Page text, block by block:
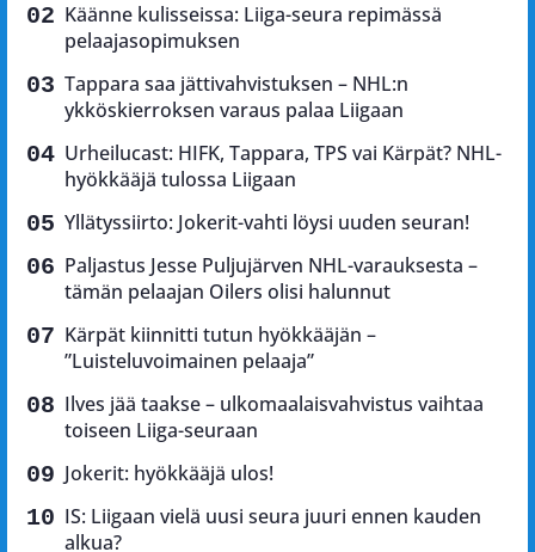
Käänne kulisseissa: Liiga-seura repimässä
pelaajasopimuksen
Tappara saa jättivahvistuksen – NHL:n
ykköskierroksen varaus palaa Liigaan
Urheilucast: HIFK, Tappara, TPS vai Kärpät? NHL-
hyökkääjä tulossa Liigaan
Yllätyssiirto: Jokerit-vahti löysi uuden seuran!
Paljastus Jesse Puljujärven NHL-varauksesta –
tämän pelaajan Oilers olisi halunnut
Kärpät kiinnitti tutun hyökkääjän –
”Luisteluvoimainen pelaaja”
Ilves jää taakse – ulkomaalaisvahvistus vaihtaa
toiseen Liiga-seuraan
Jokerit: hyökkääjä ulos!
IS: Liigaan vielä uusi seura juuri ennen kauden
alkua?